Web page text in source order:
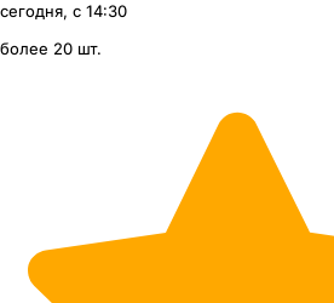
сегодня, с 14:30
более 20 шт.